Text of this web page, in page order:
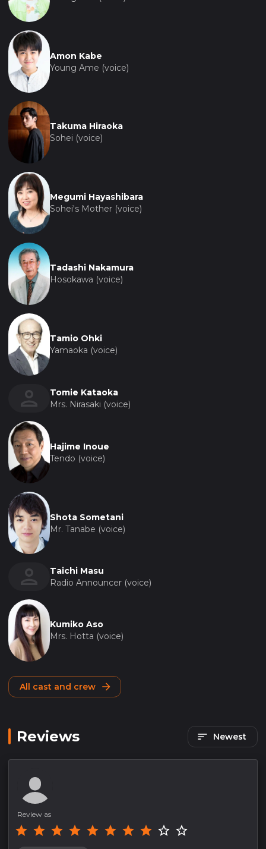
Amon Kabe
Young Ame (voice)
Takuma Hiraoka
Sohei (voice)
Megumi Hayashibara
Sohei's Mother (voice)
Tadashi Nakamura
Hosokawa (voice)
Tamio Ohki
Yamaoka (voice)
Tomie Kataoka
Mrs. Nirasaki (voice)
Hajime Inoue
Tendo (voice)
Shota Sometani
Mr. Tanabe (voice)
Taichi Masu
Radio Announcer (voice)
Kumiko Aso
Mrs. Hotta (voice)
All cast and crew
Reviews Newest
Review as